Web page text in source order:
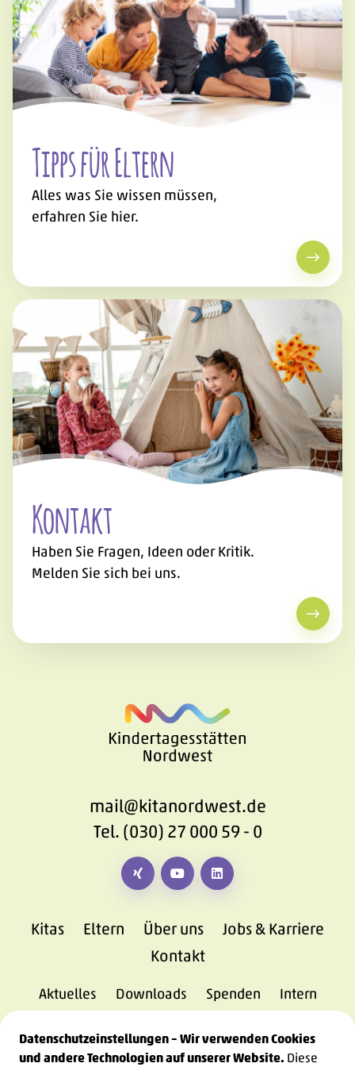
Tipps für Eltern
Alles was Sie wissen müssen,
erfahren Sie hier.
Tipps
Kontakt
Haben Sie Fragen, Ideen oder Kritik.
Melden Sie sich bei uns.
mail@kitanordwest.de
Tel. (030) 27 000 59 - 0
Besuchen Sie uns auf XING-Link
Sehen Sie unsere Videos bei
Kita Nordwest bei
Kitas Eltern Über uns
Jobs & Karriere
Kontakt
Aktuelles Downloads Spenden Intern
Datenschutzeinstellungen – Wir verwenden Cookies
und andere Technologien auf unserer Website. Diese